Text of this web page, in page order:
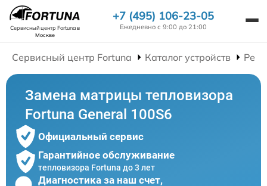
Сервисный центр Fortunaв
Москве
+7 (495) 106-23-05
Ежедневно с 9:00 до 21:00
Сервисный центр Fortuna Каталог устройств
Замена матрицы тепловизора
Fortuna General 100S6
Официальный сервис
Гарантийное обслуживание
тепловизора Fortuna до 3 лет
Диагностика за наш счет,